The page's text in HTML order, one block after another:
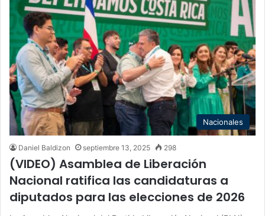
Nacionales
Daniel Baldizon septiembre 13, 2025 298
(VIDEO) Asamblea de Liberación
Nacional ratifica las candidaturas a
diputados para las elecciones de 2026